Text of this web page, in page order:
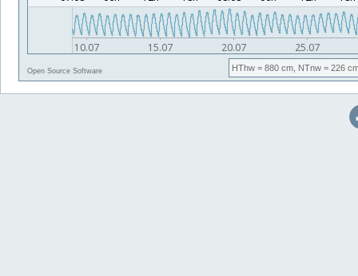
Open Source Software HThw = 880 cm, NTnw = 226